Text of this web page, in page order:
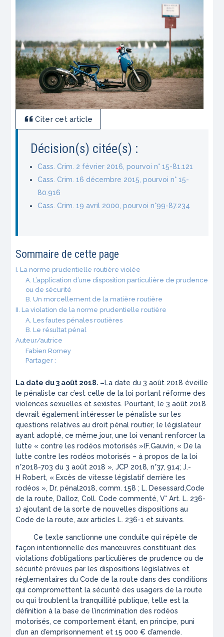
Citer cet article
Décision(s) citée(s) :
Cass. Crim. 2 février 2016, pourvoi n° 15-81.121
Cass. Crim. 16 décembre 2015, pourvoi n° 15-
80.916
Cass. Crim. 19 avril 2000, pourvoi n°99-87.234
Sommaire de cette page
I. La norme prudentielle routière violée
A. L’application d’une disposition particulière de prudence
ou de sécurité
B. Un morcellement de la matière routière
II. La violation de la norme prudentielle routière
A. Les fautes pénales routières
B. Le résultat pénal
Auteur/autrice
Fabien Romey
Partager :
La date du 3 août 2018. –La date du 3 août 2018 éveille
le pénaliste car c’est celle de la loi portant réforme des
violences sexuelles et sexistes. Pourtant, le 3 août 2018
devrait également intéresser le pénaliste sur les
questions relatives au droit pénal routier, le législateur
ayant adopté, ce même jour, une loi venant renforcer la
lutte « contre les rodéos motorisés »(F.Gauvin, « De la
lutte contre les rodéos motorisés – à propos de la loi
n°2018-703 du 3 août 2018 »,JCP 2018, n°37, 914; J.-
H Robert, « Excès de vitesse législatif derrière les
rodéos », Dr. pénal2018, comm. 158 ; L. Desessard,Code
de la route, Dalloz, Coll. Code commenté, V° Art. L. 236-
1) ajoutant de la sorte de nouvelles dispositions au
Code de la route, aux articles L. 236-1 et suivants.
Ce texte sanctionne une conduite qui répète de
façon intentionnelle des manœuvres constituant des
violations d’obligations particulières de prudence ou de
sécurité prévues par les dispositions législatives et
réglementaires du Code de la route dans des conditions
qui compromettent la sécurité des usagers de la route
ou qui troublent la tranquillité publique, telle est la
définition à la base de l’incrimination des rodéos
motorisés, ce comportement étant, en principe, puni
d’un an d’emprisonnement et 15 000 € d’amende.